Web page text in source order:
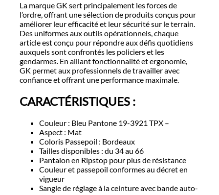
La marque GK sert principalement les forces de
l’ordre, offrant une sélection de produits conçus pour
améliorer leur efficacité et leur sécurité sur le terrain.
Des uniformes aux outils opérationnels, chaque
article est conçu pour répondre aux défis quotidiens
auxquels sont confrontés les policiers et les
gendarmes. En alliant fonctionnalité et ergonomie,
GK permet aux professionnels de travailler avec
confiance et offrant une performance maximale.
CARACTÉRISTIQUES :
Couleur : Bleu Pantone 19-3921 TPX –
Aspect : Mat
Coloris Passepoil : Bordeaux
Tailles disponibles : du 34 au 66
Pantalon en Ripstop pour plus de résistance
Couleur et passepoil conformes au décret en
vigueur
Sangle de réglage à la ceinture avec bande auto-